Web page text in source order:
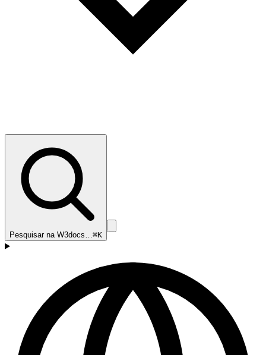
Pesquisar na W3docs…⌘K